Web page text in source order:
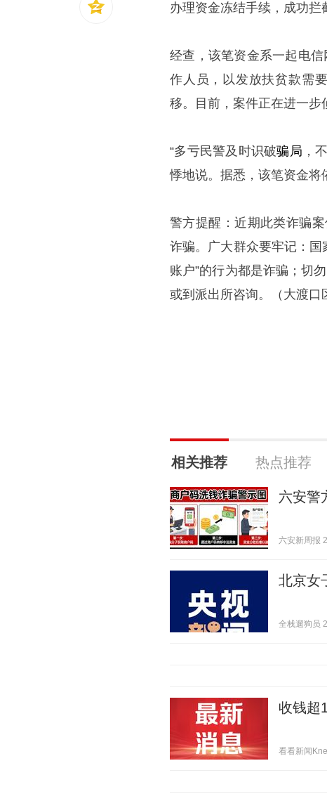
办理资金冻结手续，成功拦
经查，该笔资金系一起电
作人员，以发放扶贫款需
移。目前，案件正在进一步
“多亏民警及时识破骗局 ，
悸地说。据悉，该笔资金将
警方提醒：近期此类诈骗
诈骗。广大群众要牢记：国
账户”的行为都是诈骗；切
或到派出所咨询。（大渡口
相关推荐 热点推荐
六安警
六安新周报
北京女
全栈遛狗员
收钱超
看看新闻